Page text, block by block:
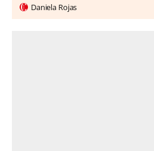
Daniela Rojas